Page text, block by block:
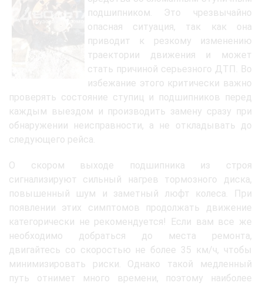
подшипником. Это чрезвычайно
опасная ситуация, так как она
приводит к резкому изменению
траектории движения и может
стать причиной серьезного ДТП. Во
избежание этого критически важно
проверять состояние ступиц и подшипников перед
каждым выездом и производить замену сразу при
обнаружении неисправности, а не откладывать до
следующего рейса.
О скором выходе подшипника из строя
сигнализируют сильный нагрев тормозного диска,
повышенный шум и заметный люфт колеса. При
появлении этих симптомов продолжать движение
категорически не рекомендуется! Если вам все же
необходимо добраться до места ремонта,
двигайтесь со скоростью не более 35 км/ч, чтобы
минимизировать риски. Однако такой медленный
путь отнимет много времени, поэтому наиболее